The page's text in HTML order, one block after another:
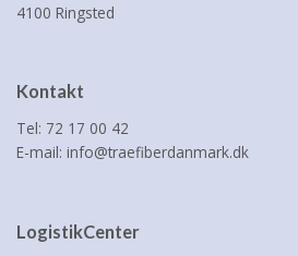
4100 Ringsted
Kontakt
Tel: 72 17 00 42
E-mail: info@traefiberdanmark.dk
LogistikCenter